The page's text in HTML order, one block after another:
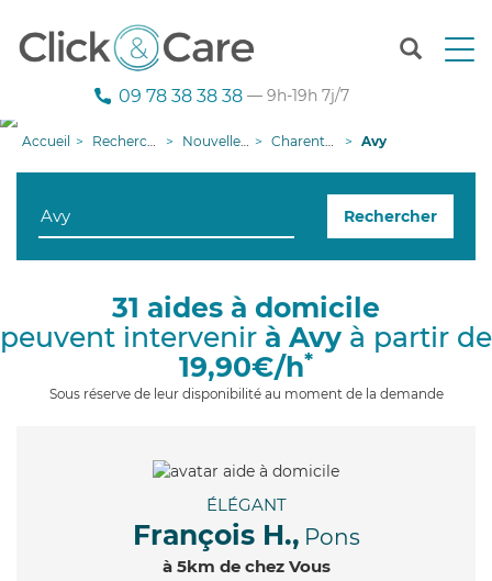
T
n
g
i
09 78 38 38 38 — 9h-19h 7j/7
Accueil Recherche aide à domicile Nouvelle-Aquitaine Charente-Maritime Avy
Rechercher
31 aides à domicile
peuvent intervenir à Avy à partir de
19,90€/h*
Sous réserve de leur disponibilité au moment de la demande
ÉLÉGANT
François H., Pons
à 5km de chez Vous